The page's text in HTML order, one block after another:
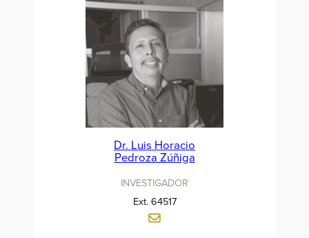
Dr. Luis Horacio
Pedroza Zúñiga
INVESTIGADOR
Ext. 64517